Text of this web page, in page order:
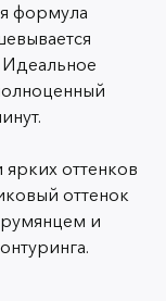
формула
ярких оттенков
оттенок
румянцем и